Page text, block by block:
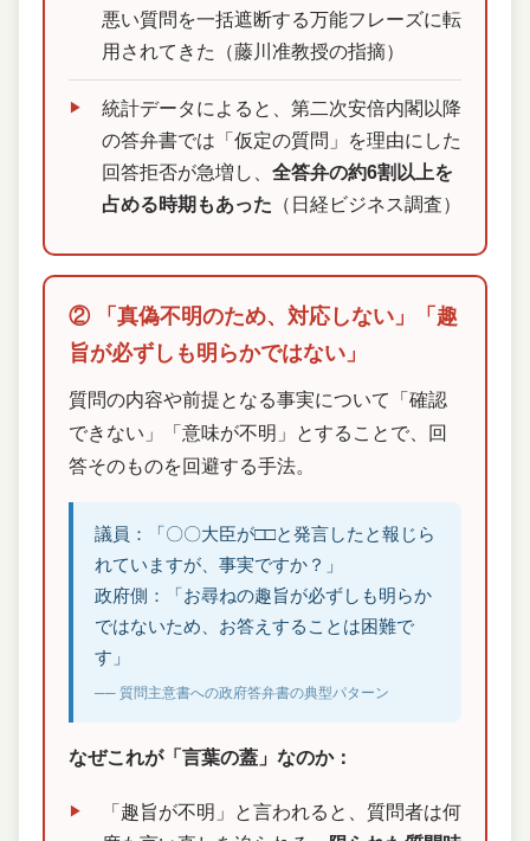
悪い質問を一括遮断する万能フレーズに転
用されてきた（藤川准教授の指摘）
統計データによると、第二次安倍内閣以降
の答弁書では「仮定の質問」を理由にした
回答拒否が急増し、 全答弁の約6割以上を
占める時期もあった （日経ビジネス調査）
② 「真偽不明のため、対応しない」「趣
旨が必ずしも明らかではない」
質問の内容や前提となる事実について「確認
できない」「意味が不明」とすることで、回
答そのものを回避する手法。
議員：「〇〇大臣が□□と発言したと報じら
れていますが、事実ですか？」
政府側：「お尋ねの趣旨が必ずしも明らか
ではないため、お答えすることは困難で
す」
── 質問主意書への政府答弁書の典型パターン
なぜこれが「言葉の蓋」なのか：
「趣旨が不明」と言われると、質問者は何